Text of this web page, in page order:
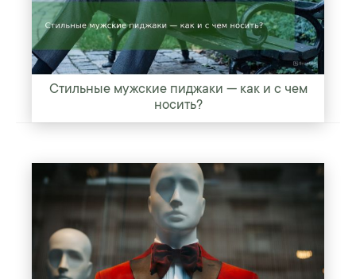
Стильные мужские пиджаки — как и с чем
носить?